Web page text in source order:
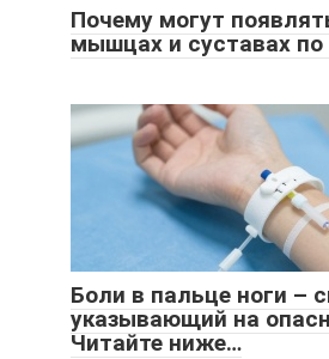
Почему могут
мышцах и суставах по
Боли в пальце ноги –
указывающий на
Читайте ниже…